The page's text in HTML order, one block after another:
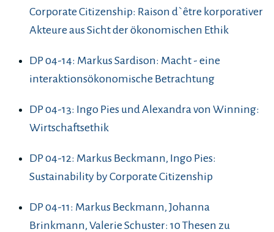
Corporate Citizenship: Raison d`être korporativer
Akteure aus Sicht der ökonomischen Ethik
DP 04-14: Markus Sardison: Macht - eine
interaktionsökonomische Betrachtung
DP 04-13: Ingo Pies und Alexandra von Winning:
Wirtschaftsethik
DP 04-12: Markus Beckmann, Ingo Pies:
Sustainability by Corporate Citizenship
DP 04-11: Markus Beckmann, Johanna
Brinkmann, Valerie Schuster: 10 Thesen zu